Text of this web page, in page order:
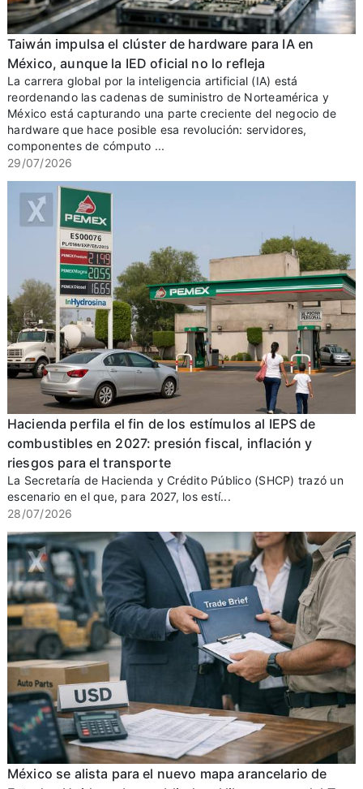
Taiwán impulsa el clúster de hardware para IA en
México, aunque la IED oficial no lo refleja
La carrera global por la inteligencia artificial (IA) está
reordenando las cadenas de suministro de Norteamérica y
México está capturando una parte creciente del negocio de
hardware que hace posible esa revolución: servidores,
componentes de cómputo ...
29/07/2026
Hacienda perfila el fin de los estímulos al IEPS de
combustibles en 2027: presión fiscal, inflación y
riesgos para el transporte
La Secretaría de Hacienda y Crédito Público (SHCP) trazó un
escenario en el que, para 2027, los estí...
28/07/2026
México se alista para el nuevo mapa arancelario de